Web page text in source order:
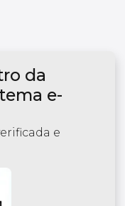
da
e-
e